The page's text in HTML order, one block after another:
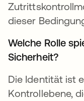
dieser
Welche Rolle
Sicherheit?
Die Identität ist
Kontrollebene,